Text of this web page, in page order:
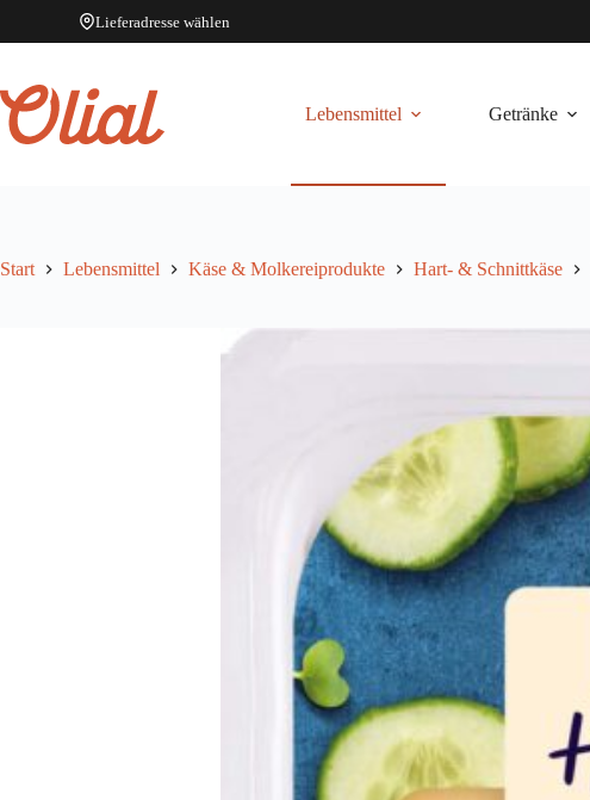
Lieferadresse wählen
springen
Lebensmittel
Getränke
Start Lebensmittel Käse & Molkereiprodukte Hart- & Schnittkäse